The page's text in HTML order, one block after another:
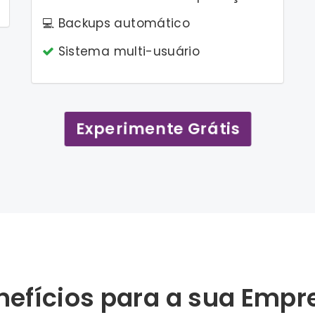
💻 Backups automático
Sistema multi-usuário
Experimente Grátis
para a sua